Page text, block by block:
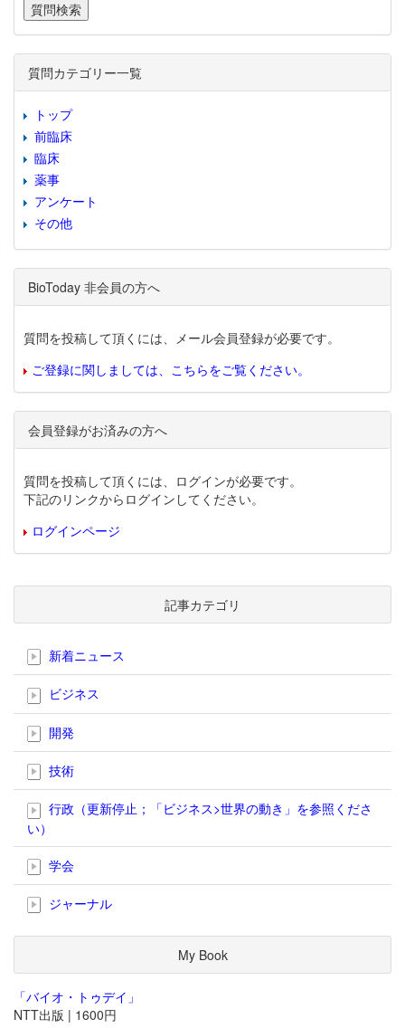
質問カテゴリー一覧
トップ
前臨床
臨床
薬事
アンケート
その他
BioToday 非会員の方へ
質問を投稿して頂くには、メール会員登録が必要です。
ご登録に関しましては、こちらをご覧ください。
会員登録がお済みの方へ
質問を投稿して頂くには、ログインが必要です。
下記のリンクからログインしてください。
ログインページ
記事カテゴリ
新着ニュース
ビジネス
開発
技術
行政（更新停止；「ビジネス>世界の動き」を参照くださ
い）
学会
ジャーナル
My Book
「バイオ・トゥデイ」
NTT出版 | 1600円